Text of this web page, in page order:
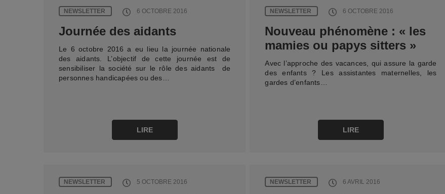
NEWSLETTER 6 OCTOBRE 2016
Journée des aidants
Le 6 octobre 2016 a eu lieu la journée nationale
des aidants. L’objectif de cette journée est de
sensibiliser la société sur le rôle des aidants de
personnes handicapées ou des…
LIRE
NEWSLETTER 6 OCTOBRE 2016
Nouveau phénomène : « les
mamies ou papys sitters »
Avec l’approche des vacances, qui assure la garde
des enfants ? Les assistantes maternelles, les
gardes d’enfants…
LIRE
NEWSLETTER 5 OCTOBRE 2016 NEWSLETTER 6 AVRIL 2016